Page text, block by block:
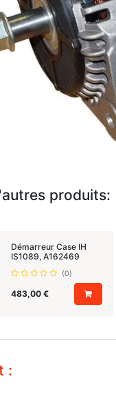
produits:
Démarreur Case IH
IS1089, A162469
(0)
483,00€
: